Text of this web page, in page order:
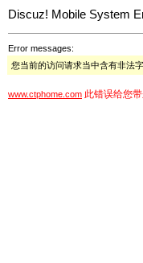
Discuz! Mobile System
Error messages:
您当前的访问请求当中含有非法
www.ctphome.com 此错误给您